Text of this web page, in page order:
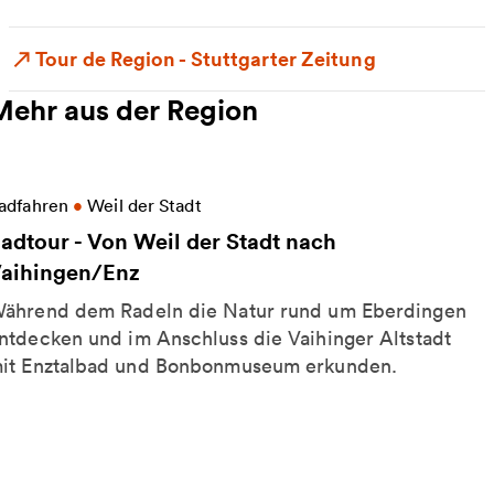
Tour de Region - Stuttgarter Zeitung
aus der Region
• Weil der Stadt
- Von Weil der Stadt nach
Enz
dem Radeln die Natur rund um Eberdingen
und im Anschluss die Vaihinger Altstadt
Enztalbad und Bonbonmuseum erkunden.
Informationen zu Radtour - Von Weil der